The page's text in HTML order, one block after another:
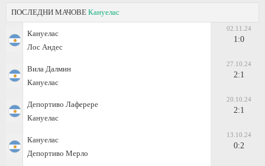
ПОСЛЕДНИ МАЧОВЕ Кануелас
Кануелас
Лос Андес
02.11.24
1:0
Вила Далмин
Кануелас
27.10.24
2:1
Депортиво Лаферере
Кануелас
20.10.24
2:1
Кануелас
Депортиво Мерло
13.10.24
0:2